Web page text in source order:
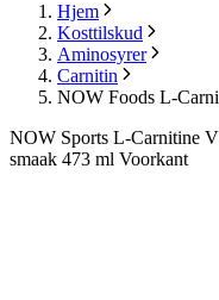
Hjem
Kosttilskud
Aminosyrer
Carnitin
NOW Foods L-
NOW Sports L-Carnitine
smaak 473 ml Voorkant